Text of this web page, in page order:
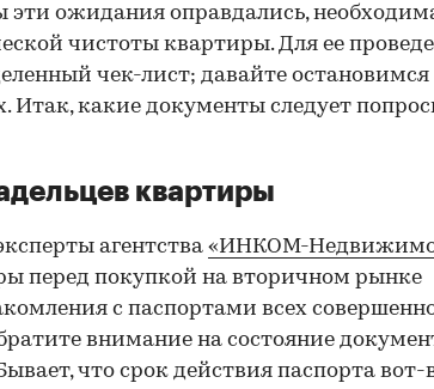
эти ожидания оправдались,
чистоты квартиры. Для ее
чек-лист; давайте остановимся
Итак, какие документы следует
квартиры
агентства «ИНКОМ-
перед покупкой на вторичном рынке
с паспортами всех
внимание на состояние
что срок действия паспорта вот-